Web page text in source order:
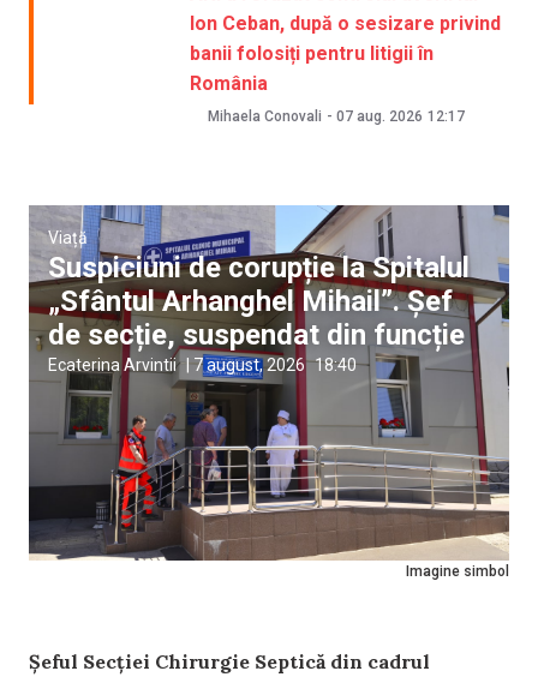
Ion Ceban, după o sesizare privind
banii folosiți pentru litigii în
România
Mihaela Conovali - 07 aug. 2026 12:17
Imagine simbol
Viață
Suspiciuni de corupție la Spitalul
„Sfântul Arhanghel Mihail”. Șef
de secție, suspendat din funcție
Ecaterina Arvintii 7 august, 2026 18:40
Șeful Secției Chirurgie Septică din cadrul